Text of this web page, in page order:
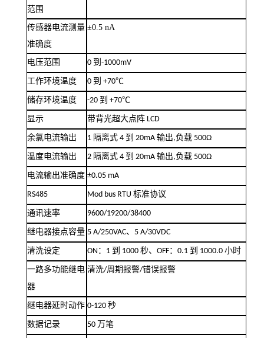
范围
传感器电流测量
准确度
±0.5 nA
电压范围 0 到-1000mV
工作环境温度 0 到+70℃
储存环境温度 -20 到+70℃
显示 带背光超大点阵 LCD
余氯电流输出 1 隔离式4 到20mA输出,负载 500Ω
温度电流输出 2 隔离式4 到20mA输出,负载 500Ω
电流输出准确度 ±0.05 mA
RS485 Mod bus RTU标准协议
通讯速率 9600/19200/38400
继电器接点容量 5 A/250VAC、 5 A/30VDC
清洗设定 ON ： 1 到 1000秒、OFF：0.1 到 1000.0小时
一路多功能继电
器
清洗/周期报警/错误报警
继电器延时动作 0-120秒
数据记录 50 万笔